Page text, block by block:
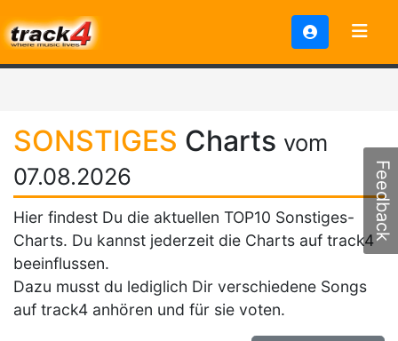
SONSTIGES Charts vom
07.08.2026
Hier findest Du die aktuellen TOP10 Sonstiges-
Charts. Du kannst jederzeit die Charts auf track4
beeinflussen.
Dazu musst du lediglich Dir verschiedene Songs
auf track4 anhören und für sie voten.
Feedback